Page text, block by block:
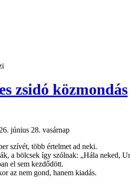
zsidó közmondás
június 28. vasárnap
szívét, több értelmet ad neki.
a bölcsek így szólnak: „Hála neked,
el sem kezdődött.
az nem gond, hanem kiadás.